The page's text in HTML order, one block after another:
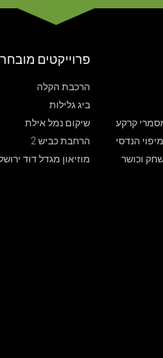
קרקע
הנדסי
וכושר
פרוייקטים
הרכבת הקלה
ביג גלילות
שיקום נמל אילת
הרחבת כביש 2
מוזיאון מגדל דוד